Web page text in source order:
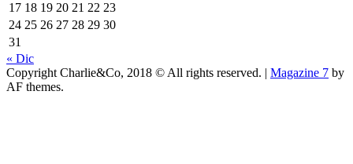
17 18 19 20 21 22 23
24 25 26 27 28 29 30
31
« Dic
Copyright Charlie&Co, 2018 © All rights reserved. | Magazine 7 by
AF themes.